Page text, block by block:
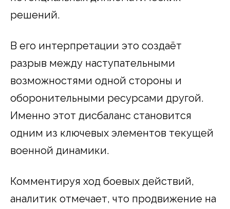
решений.
В его интерпретации это создаёт
разрыв между наступательными
возможностями одной стороны и
оборонительными ресурсами другой.
Именно этот дисбаланс становится
одним из ключевых элементов текущей
военной динамики.
Комментируя ход боевых действий,
аналитик отмечает, что продвижение на